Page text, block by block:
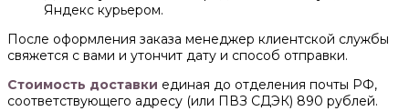
Яндекс курьером.
После оформления заказа менеджер клиентской службы
свяжется с вами и утончит дату и способ отправки.
Стоимость доставки единая до отделения почты РФ,
соответствующего адресу (или ПВЗ СДЭК) 890 рублей.